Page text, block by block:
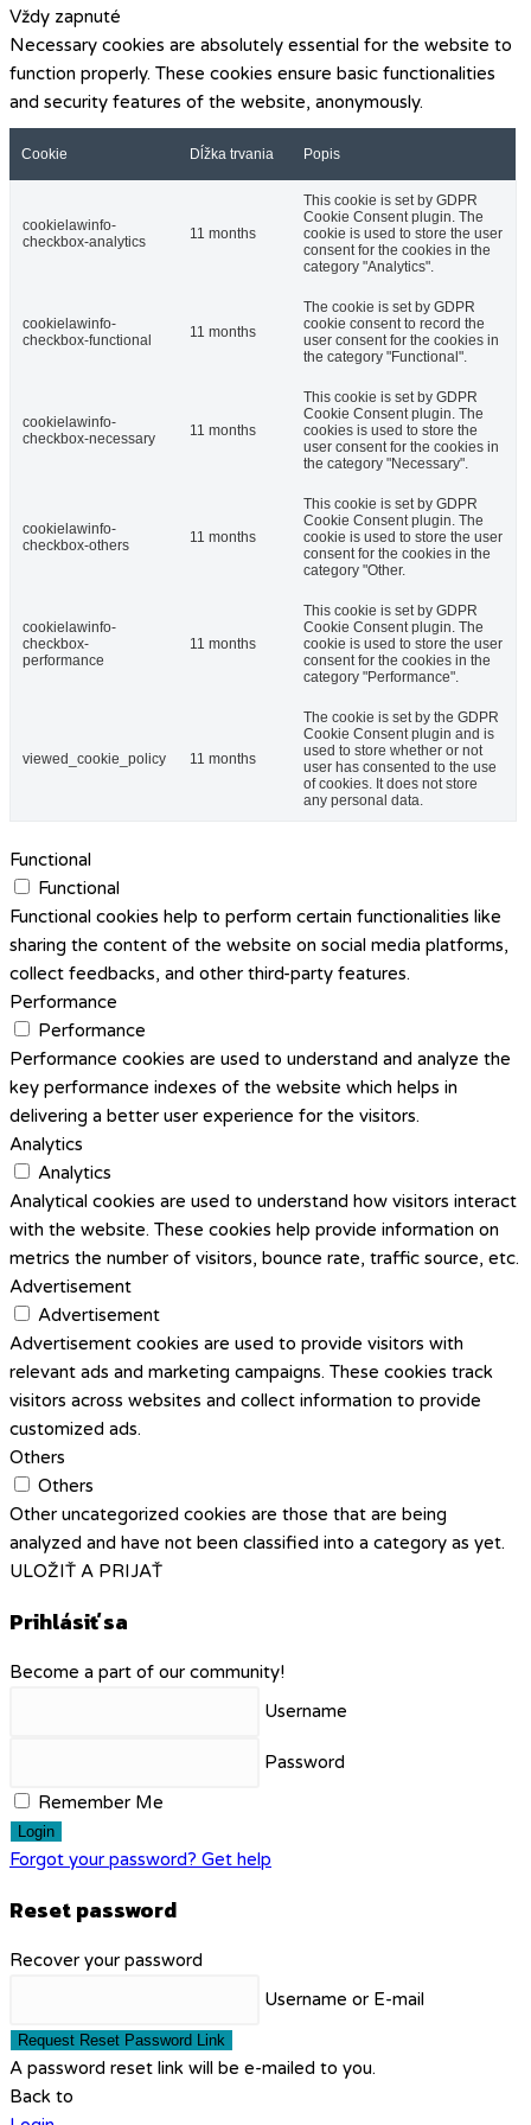
Vždy zapnuté
Necessary cookies are absolutely essential for the website to
function properly. These cookies ensure basic functionalities
and security features of the website, anonymously.
Cookie Dĺžka trvania Popis
cookielawinfo-
checkbox-analytics
11 months
This cookie is set by GDPR
Cookie Consent plugin. The
cookie is used to store the user
consent for the cookies in the
category "Analytics".
cookielawinfo-
checkbox-functional
11 months
The cookie is set by GDPR
cookie consent to record the
user consent for the cookies in
the category "Functional".
cookielawinfo-
checkbox-necessary
11 months
This cookie is set by GDPR
Cookie Consent plugin. The
cookies is used to store the
user consent for the cookies in
the category "Necessary".
cookielawinfo-
checkbox-others
11 months
This cookie is set by GDPR
Cookie Consent plugin. The
cookie is used to store the user
consent for the cookies in the
category "Other.
cookielawinfo-
checkbox-
performance
11 months
This cookie is set by GDPR
Cookie Consent plugin. The
cookie is used to store the user
consent for the cookies in the
category "Performance".
viewed_cookie_policy 11 months
The cookie is set by the GDPR
Cookie Consent plugin and is
used to store whether or not
user has consented to the use
of cookies. It does not store
any personal data.
Functional
Functional
Functional cookies help to perform certain functionalities like
sharing the content of the website on social media platforms,
collect feedbacks, and other third-party features.
Performance
Performance
Performance cookies are used to understand and analyze the
key performance indexes of the website which helps in
delivering a better user experience for the visitors.
Analytics
Analytics
Analytical cookies are used to understand how visitors interact
with the website. These cookies help provide information on
metrics the number of visitors, bounce rate, traffic source, etc.
Advertisement
Advertisement
Advertisement cookies are used to provide visitors with
relevant ads and marketing campaigns. These cookies track
visitors across websites and collect information to provide
customized ads.
Others
Others
Other uncategorized cookies are those that are being
analyzed and have not been classified into a category as yet.
ULOŽIŤ A PRIJAŤ
Prihlásiť sa
Become a part of our community!
Username
Password
Remember Me
Login
Forgot your password? Get help
Reset password
Recover your password
Username or E-mail
Request Reset Password Link
A password reset link will be e-mailed to you.
Back to